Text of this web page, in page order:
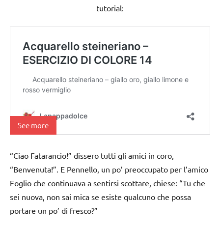
tutorial:
See more
“Ciao Fatarancio!” dissero tutti gli amici in coro,
“Benvenuta!”. E Pennello, un po’ preoccupato per l’amico
Foglio che continuava a sentirsi scottare, chiese: “Tu che
sei nuova, non sai mica se esiste qualcuno che possa
portare un po’ di fresco?”